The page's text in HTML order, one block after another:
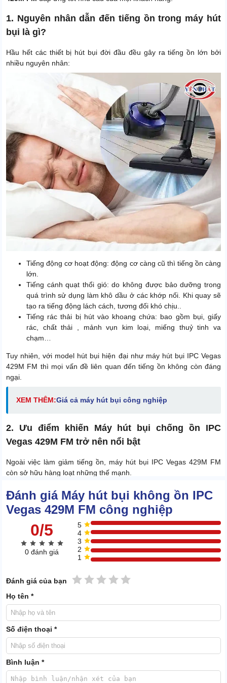
1. Nguyên nhân dẫn đến tiếng ồn trong máy hút
bụi là gì?
Hầu hết các thiết bị hút bụi đời đầu đều gây ra tiếng ồn lớn bởi
nhiều nguyên nhân:
Tiếng động cơ hoạt động: động cơ càng cũ thì tiếng ồn càng
lớn.
Tiếng cánh quạt thổi gió: do không được bảo dưỡng trong
quá trình sử dụng làm khô dầu ở các khớp nối. Khi quay sẽ
tạo ra tiếng động lách cách, tương đối khó chịu..
Tiếng rác thải bị hút vào khoang chứa: bao gồm bụi, giấy
rác, chất thải , mảnh vụn kim loại, miếng thuỷ tinh va
chạm…
Tuy nhiên, với model hút bụi hiện đại như máy hút bụi IPC Vegas
429M FM thì mọi vấn đề liên quan đến tiếng ồn không còn đáng
ngại.
XEM THÊM:Giá cả máy hút bụi công nghiệp
2. Ưu điểm khiến Máy hút bụi chống ồn IPC
Vegas 429M FM trở nên nổi bật
Ngoài việc làm giảm tiếng ồn, máy hút bụi IPC Vegas 429M FM
còn sở hữu hàng loạt những thế mạnh.
2.1. Động cơ quạt khoẻ khoắn
Đánh giá Máy hút bụi không ồn IPC
Vegas 429M FM công nghiệp
0/5
0 đánh giá
5
4
3
2
1
Đánh giá của bạn 5 sao
4 sao
3 sao
2 sao
1 sao
Họ tên *
Số điện thoại *
Bình luận *